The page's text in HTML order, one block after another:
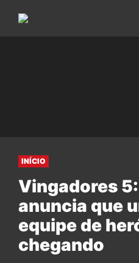
INÍCIO
Vingadores
anuncia que
equipe de
chegando